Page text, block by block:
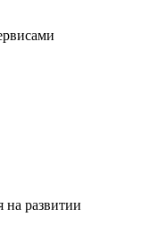
на развитии